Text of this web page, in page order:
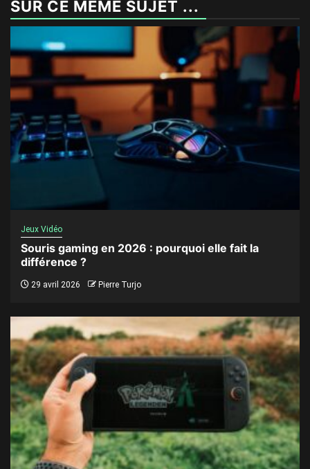
SUR CE MÊME SUJET ...
Jeux Vidéo
Souris gaming en 2026 : pourquoi elle fait la
différence ?
29 avril 2026 Pierre Turjo